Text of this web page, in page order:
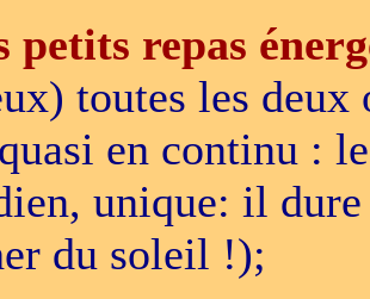
petits repas
toutes les
en continu :
unique: il
du soleil !);